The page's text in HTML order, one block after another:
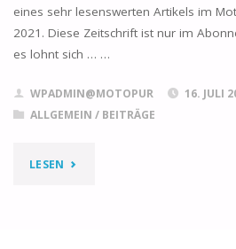
eines sehr lesenswerten Artikels im
2021. Diese Zeitschrift ist nur im
es lohnt sich … …
WPADMIN@MOTOPUR
16. JULI
ALLGEMEIN / BEITRÄGE
LESEN "2021